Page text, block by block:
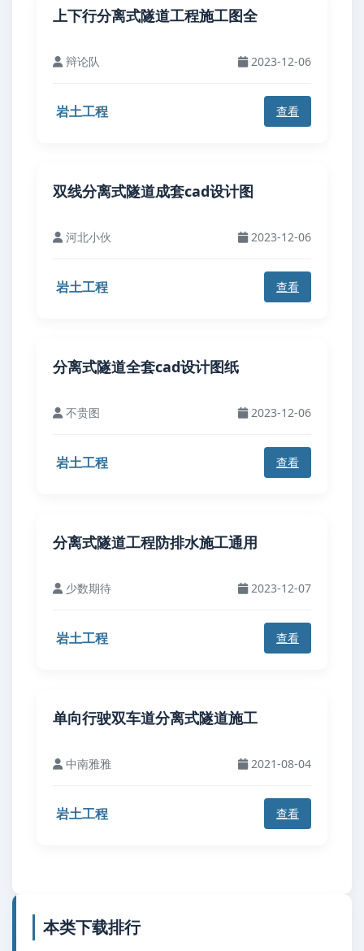
上下行分离式隧道工程施工图全
辩论队 2023-12-06
岩土工程 查看
双线分离式隧道成套cad设计图
河北小伙 2023-12-06
岩土工程 查看
分离式隧道全套cad设计图纸
不贵图 2023-12-06
岩土工程 查看
分离式隧道工程防排水施工通用
少数期待 2023-12-07
岩土工程 查看
单向行驶双车道分离式隧道施工
中南雅雅 2021-08-04
岩土工程 查看
本类下载排行